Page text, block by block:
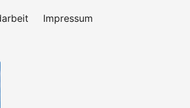
Impressum